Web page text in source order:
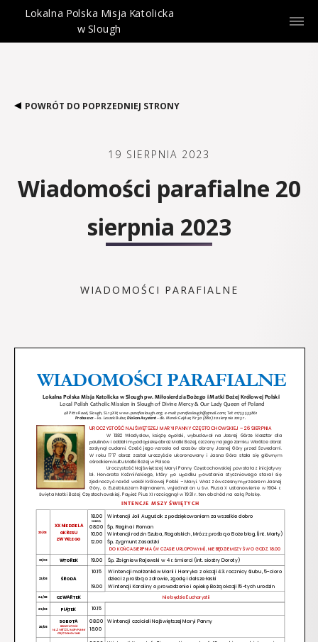
Lokalna Polska Misja Katolicka
w Slough
POWRÓT DO POPRZEDNIEJ STRONY
19 SIERPNIA 2023
Wiadomości parafialne 20
sierpnia 2023
WIADOMOŚCI PARAFIALNE